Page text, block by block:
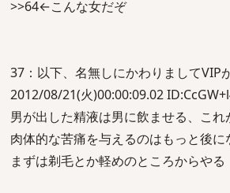
>>64←こんな女だぞ
37：以下、名無しにかわりましてVIP
2012/08/21(火)00:00:09.02
男が出した精液は男に飲ませる、これ
肉体的な苦痛を与えるのはもっと後に
まずは剃毛とか軽めのところからやる